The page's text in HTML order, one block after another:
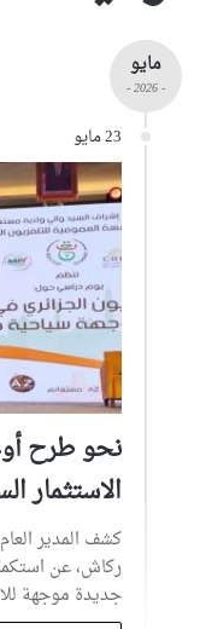
مايو
- 2026 -
23 مايو
نحو طرح
الاستثمار
كشف المدير العام
ركاش، عن
جديدة موجهة